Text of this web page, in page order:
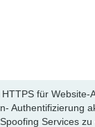
für Website-
Authentifizierung
Services